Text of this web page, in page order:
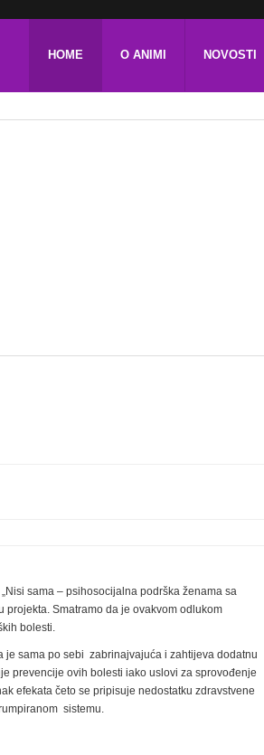
HOME O ANIMI NOVOSTI
sama – psihosocijalna podrška ženama sa
Smatramo da je ovakvom odlukom
bolesti.
sama po sebi zabrinajvajuća i zahtijeva dodatnu
prevencije ovih bolesti iako uslovi za sprovođenje
efekata četo se pripisuje nedostatku zdravstvene
sistemu.